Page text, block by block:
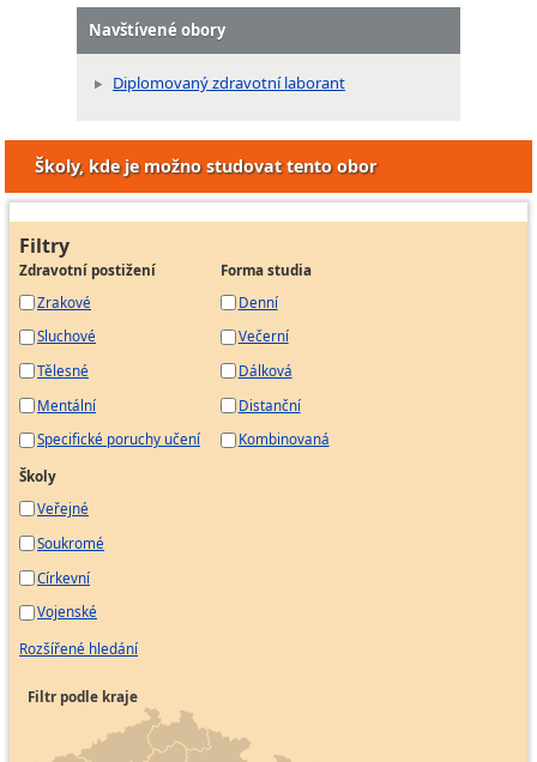
Navštívené obory
Diplomovaný zdravotní laborant
Školy, kde je možno studovat tento obor
Filtry
Zdravotní postižení
Zrakové
Sluchové
Tělesné
Mentální
Specifické poruchy učení
Forma studia
Denní
Večerní
Dálková
Distanční
Kombinovaná
Školy
Veřejné
Soukromé
Církevní
Vojenské
Rozšířené hledání
Filtr podle kraje